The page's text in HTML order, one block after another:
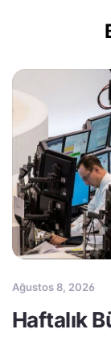
Ağustos 8, 2026
Haftalık